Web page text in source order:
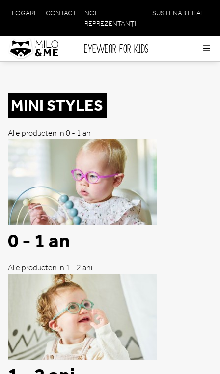
EYEWEAR FOR KIDS
NAVIGATION
LOGARE CONTACT
NOI
REPREZENTANȚI
SUSTENABILITATE
MINI STYLES
Alle producten in 0 - 1 an
0 - 1 an
Alle producten in 1 - 2 ani